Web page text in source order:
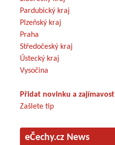
Pardubický kraj
Plzeňský kraj
Praha
Středočeský kraj
Ústecký kraj
Vysočina
Přidat novinku a zajímavost
Zašlete tip
eČechy.cz News